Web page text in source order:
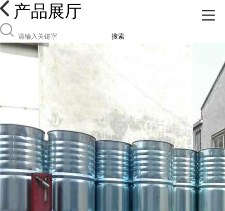
产品展厅
搜索